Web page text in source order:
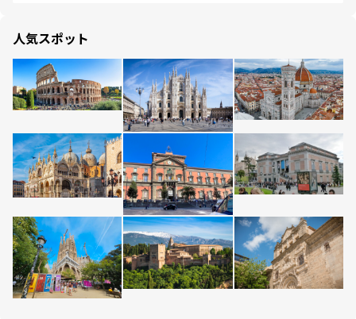
人気スポット